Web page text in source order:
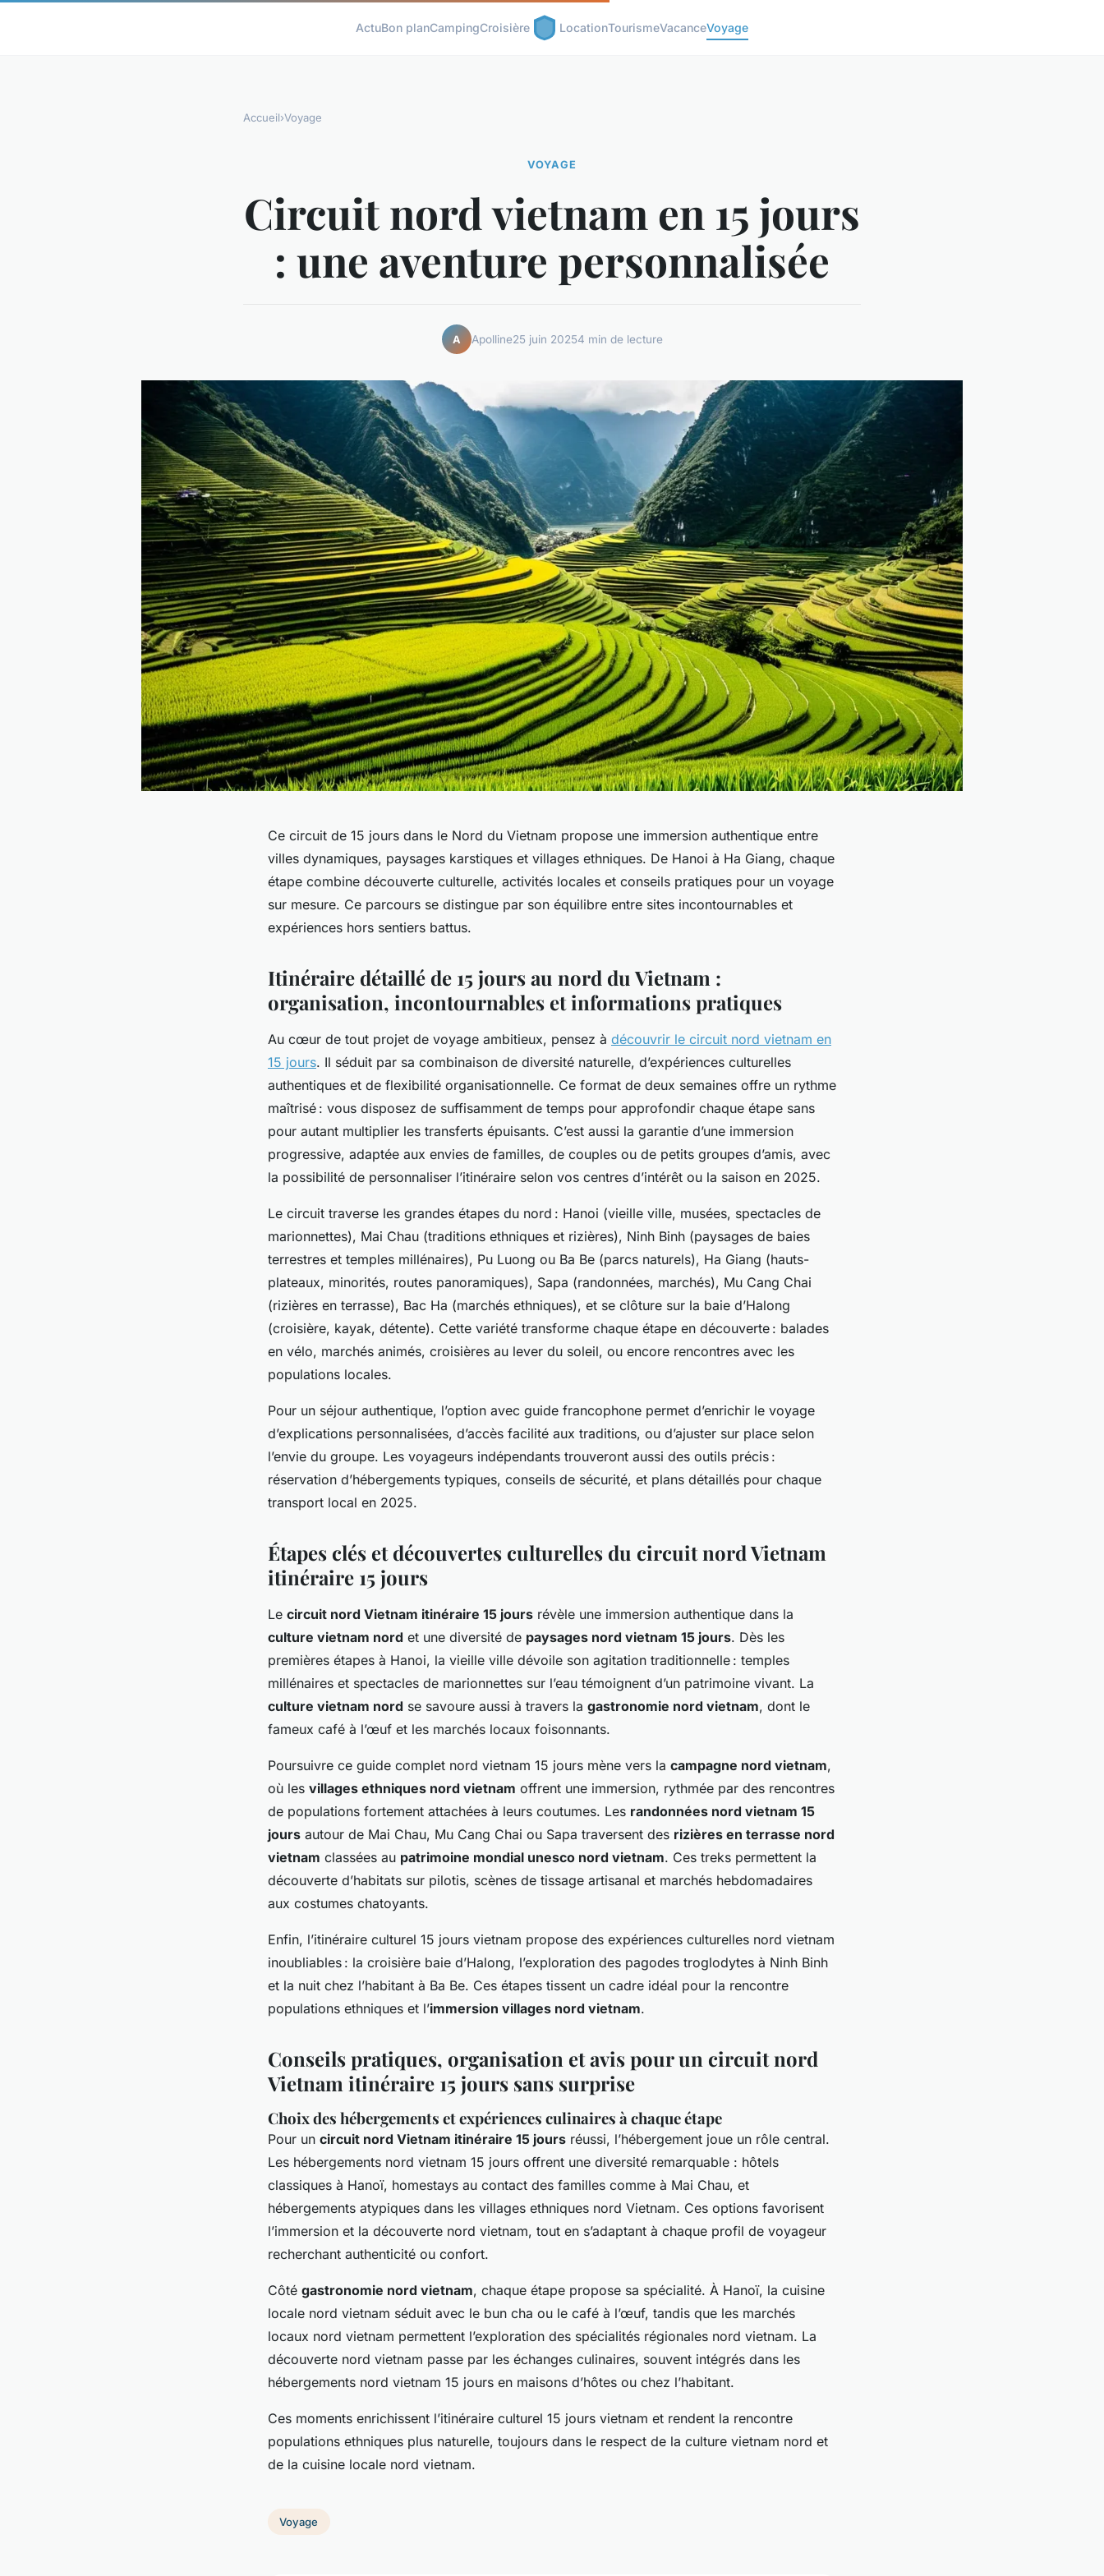
ActuBon planCampingCroisière LocationTourismeVacanceVoyage
Accueil›Voyage
VOYAGE
Circuit nord vietnam en 15 jours
: une aventure personnalisée
A Apolline25 juin 20254 min de lecture
Ce circuit de 15 jours dans le Nord du Vietnam propose une immersion authentique entre
villes dynamiques, paysages karstiques et villages ethniques. De Hanoi à Ha Giang, chaque
étape combine découverte culturelle, activités locales et conseils pratiques pour un voyage
sur mesure. Ce parcours se distingue par son équilibre entre sites incontournables et
expériences hors sentiers battus.
Itinéraire détaillé de 15 jours au nord du Vietnam :
organisation, incontournables et informations pratiques
Au cœur de tout projet de voyage ambitieux, pensez à découvrir le circuit nord vietnam en
15 jours. Il séduit par sa combinaison de diversité naturelle, d’expériences culturelles
authentiques et de flexibilité organisationnelle. Ce format de deux semaines offre un rythme
maîtrisé : vous disposez de suffisamment de temps pour approfondir chaque étape sans
pour autant multiplier les transferts épuisants. C’est aussi la garantie d’une immersion
progressive, adaptée aux envies de familles, de couples ou de petits groupes d’amis, avec
la possibilité de personnaliser l’itinéraire selon vos centres d’intérêt ou la saison en 2025.
Le circuit traverse les grandes étapes du nord : Hanoi (vieille ville, musées, spectacles de
marionnettes), Mai Chau (traditions ethniques et rizières), Ninh Binh (paysages de baies
terrestres et temples millénaires), Pu Luong ou Ba Be (parcs naturels), Ha Giang (hauts-
plateaux, minorités, routes panoramiques), Sapa (randonnées, marchés), Mu Cang Chai
(rizières en terrasse), Bac Ha (marchés ethniques), et se clôture sur la baie d’Halong
(croisière, kayak, détente). Cette variété transforme chaque étape en découverte : balades
en vélo, marchés animés, croisières au lever du soleil, ou encore rencontres avec les
populations locales.
Pour un séjour authentique, l’option avec guide francophone permet d’enrichir le voyage
d’explications personnalisées, d’accès facilité aux traditions, ou d’ajuster sur place selon
l’envie du groupe. Les voyageurs indépendants trouveront aussi des outils précis :
réservation d’hébergements typiques, conseils de sécurité, et plans détaillés pour chaque
transport local en 2025.
Étapes clés et découvertes culturelles du circuit nord Vietnam
itinéraire 15 jours
Le circuit nord Vietnam itinéraire 15 jours révèle une immersion authentique dans la
culture vietnam nord et une diversité de paysages nord vietnam 15 jours. Dès les
premières étapes à Hanoi, la vieille ville dévoile son agitation traditionnelle : temples
millénaires et spectacles de marionnettes sur l’eau témoignent d’un patrimoine vivant. La
culture vietnam nord se savoure aussi à travers la gastronomie nord vietnam, dont le
fameux café à l’œuf et les marchés locaux foisonnants.
Poursuivre ce guide complet nord vietnam 15 jours mène vers la campagne nord vietnam,
où les villages ethniques nord vietnam offrent une immersion, rythmée par des rencontres
de populations fortement attachées à leurs coutumes. Les randonnées nord vietnam 15
jours autour de Mai Chau, Mu Cang Chai ou Sapa traversent des rizières en terrasse nord
vietnam classées au patrimoine mondial unesco nord vietnam. Ces treks permettent la
découverte d’habitats sur pilotis, scènes de tissage artisanal et marchés hebdomadaires
aux costumes chatoyants.
Enfin, l’itinéraire culturel 15 jours vietnam propose des expériences culturelles nord vietnam
inoubliables : la croisière baie d’Halong, l’exploration des pagodes troglodytes à Ninh Binh
et la nuit chez l’habitant à Ba Be. Ces étapes tissent un cadre idéal pour la rencontre
populations ethniques et l’immersion villages nord vietnam.
Conseils pratiques, organisation et avis pour un circuit nord
Vietnam itinéraire 15 jours sans surprise
Choix des hébergements et expériences culinaires à chaque étape
Pour un circuit nord Vietnam itinéraire 15 jours réussi, l’hébergement joue un rôle central.
Les hébergements nord vietnam 15 jours offrent une diversité remarquable : hôtels
classiques à Hanoï, homestays au contact des familles comme à Mai Chau, et
hébergements atypiques dans les villages ethniques nord Vietnam. Ces options favorisent
l’immersion et la découverte nord vietnam, tout en s’adaptant à chaque profil de voyageur
recherchant authenticité ou confort.
Côté gastronomie nord vietnam, chaque étape propose sa spécialité. À Hanoï, la cuisine
locale nord vietnam séduit avec le bun cha ou le café à l’œuf, tandis que les marchés
locaux nord vietnam permettent l’exploration des spécialités régionales nord vietnam. La
découverte nord vietnam passe par les échanges culinaires, souvent intégrés dans les
hébergements nord vietnam 15 jours en maisons d’hôtes ou chez l’habitant.
Ces moments enrichissent l’itinéraire culturel 15 jours vietnam et rendent la rencontre
populations ethniques plus naturelle, toujours dans le respect de la culture vietnam nord et
de la cuisine locale nord vietnam.
Voyage